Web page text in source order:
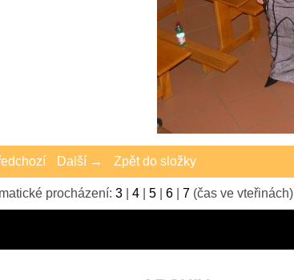
Další → Zpět do složky
procházení:3 |4 |5 |6 |7 (čas ve vteřinách)